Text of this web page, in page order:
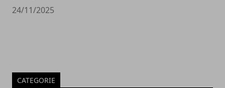
24/11/2025
CATEGORIE